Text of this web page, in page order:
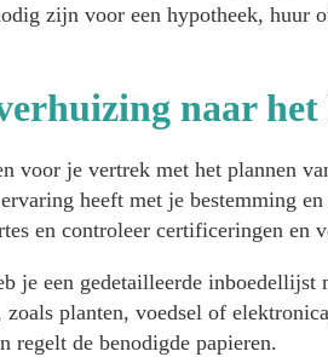
zijn voor een hypotheek, huur
naar
voor je vertrek met het plannen
heeft met je bestemming
en controleer certificeringen en
je een gedetailleerde
zoals planten, voedsel of
regelt de benodigde papieren.